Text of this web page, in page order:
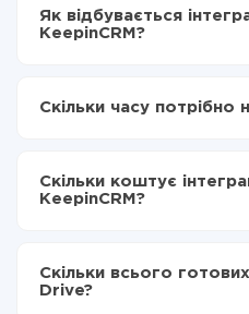
Як відбувається
KeepinCRM?
Вибираєте які дані
Тепер дані будуть
UniTalk в KeepinCRM
Скільки часу потрібно
становити від 5-ти до 30-
налаштування займає 10-15
Скільки коштує
KeepinCRM?
Ви оплачуєте лише
передаються з однієї
Скільки всього
Drive?